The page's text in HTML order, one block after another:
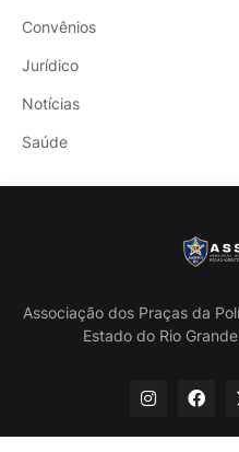
Convênios
Jurídico
Notícias
Saúde
Associação dos Praças da
Estado do Rio